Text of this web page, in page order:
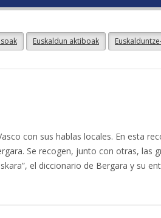
Euskaldun aktiboak
con sus hablas locales. En esta
Se recogen, junto con otras, las
el diccionario de Bergara y su